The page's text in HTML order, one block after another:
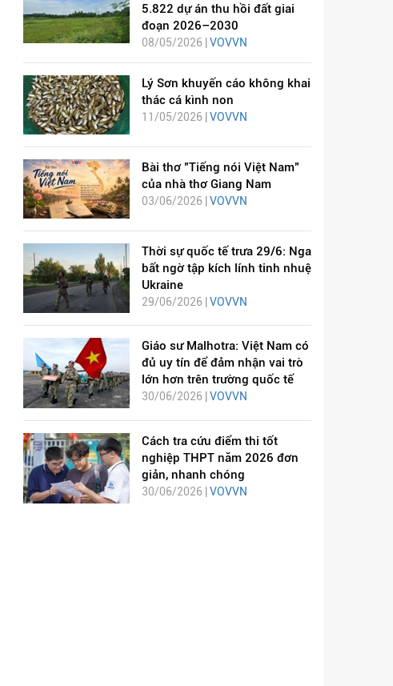
5.822 dự án thu hồi đất giai
đoạn 2026–2030
08/05/2026 | VOVVN
Lý Sơn khuyến cáo không khai
thác cá kình non
11/05/2026 | VOVVN
Bài thơ "Tiếng nói Việt Nam"
của nhà thơ Giang Nam
03/06/2026 | VOVVN
Thời sự quốc tế trưa 29/6: Nga
bất ngờ tập kích lính tinh nhuệ
Ukraine
29/06/2026 | VOVVN
Giáo sư Malhotra: Việt Nam có
đủ uy tín để đảm nhận vai trò
lớn hơn trên trường quốc tế
30/06/2026 | VOVVN
Cách tra cứu điểm thi tốt
nghiệp THPT năm 2026 đơn
giản, nhanh chóng
30/06/2026 | VOVVN